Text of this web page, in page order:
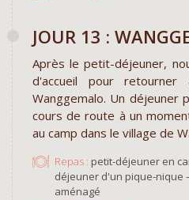
JOUR 13 :
Après le petit-déjeuner,
d'accueil pour
Wanggemalo. Un déjeuner
cours de route à un
au camp dans le village de
Repas : petit-déjeuner en
déjeuner d'un pique-nique
aménagé